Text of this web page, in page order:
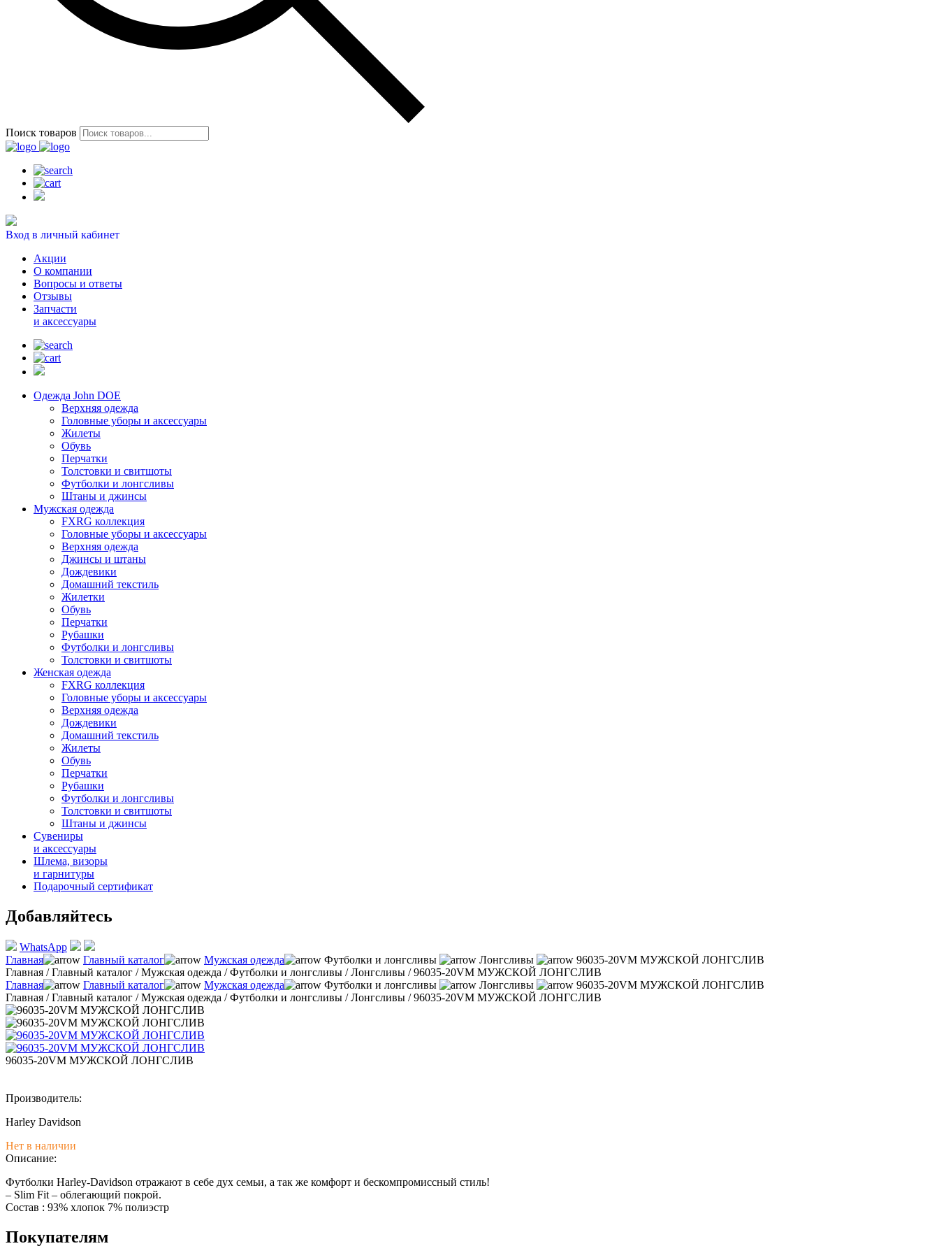
Поиск товаров
Вход в личный кабинет
Акции
О компании
Вопросы и ответы
Отзывы
Запчасти
и аксессуары
Одежда John DOE
Верхняя одежда
Головные уборы и аксессуары
Жилеты
Обувь
Перчатки
Толстовки и свитшоты
Футболки и лонгсливы
Штаны и джинсы
Мужская одежда
FXRG коллекция
Головные уборы и аксессуары
Верхняя одежда
Джинсы и штаны
Дождевики
Домашний текстиль
Жилетки
Обувь
Перчатки
Рубашки
Футболки и лонгсливы
Толстовки и свитшоты
Женская одежда
FXRG коллекция
Головные уборы и аксессуары
Верхняя одежда
Дождевики
Домашний текстиль
Жилеты
Обувь
Перчатки
Рубашки
Футболки и лонгсливы
Толстовки и свитшоты
Штаны и джинсы
Сувениры
и аксессуары
Шлема, визоры
и гарнитуры
Подарочный сертификат
Добавляйтесь
WhatsApp
Главная
Главный каталог Мужская одежда Футболки и лонгсливы Лонгсливы
96035-20VM МУЖСКОЙ ЛОНГСЛИВ
Главная /Главный каталог /Мужская одежда /Футболки и лонгсливы /Лонгсливы /96035-20VM МУЖСКОЙ ЛОНГСЛИВ
Главная
Главный каталог Мужская одежда Футболки и лонгсливы Лонгсливы
96035-20VM МУЖСКОЙ ЛОНГСЛИВ
Главная /Главный каталог /Мужская одежда /Футболки и лонгсливы /Лонгсливы /96035-20VM МУЖСКОЙ ЛОНГСЛИВ
96035-20VM МУЖСКОЙ ЛОНГСЛИВ
Производитель:
Harley Davidson
Нет в наличии
Описание:
Футболки Harley-Davidson отражают в себе дух семьи, а так же комфорт и бескомпромиссный стиль!
– Slim Fit – облегающий покрой.
Состав : 93% хлопок 7% полиэстр
Покупателям